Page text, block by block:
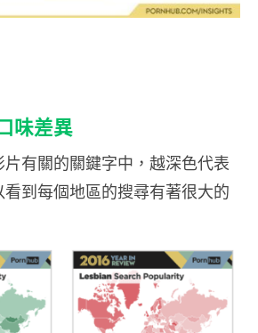
味差異
有關的關鍵字中，越深色代表
到每個地區的搜尋有著很大的